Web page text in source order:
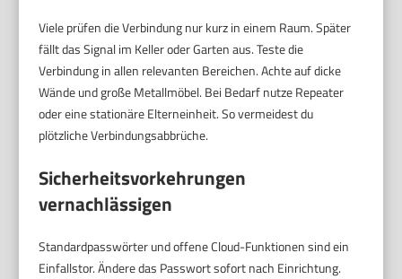
Viele prüfen die Verbindung nur kurz in einem Raum. Später
fällt das Signal im Keller oder Garten aus. Teste die
Verbindung in allen relevanten Bereichen. Achte auf dicke
Wände und große Metallmöbel. Bei Bedarf nutze Repeater
oder eine stationäre Elterneinheit. So vermeidest du
plötzliche Verbindungsabbrüche.
Sicherheitsvorkehrungen
vernachlässigen
Standardpasswörter und offene Cloud-Funktionen sind ein
Einfallstor. Ändere das Passwort sofort nach Einrichtung.